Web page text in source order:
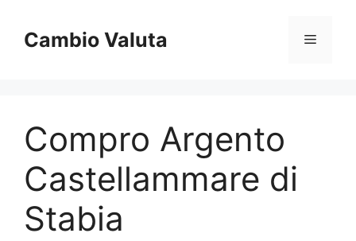
contenuto
Cambio Valuta Menu
Compro Argento
Castellammare di
Stabia